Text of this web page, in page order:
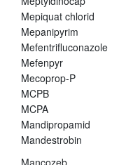
Mepiquat chlorid
Mepanipyrim
Mefentrifluconazole
Mefenpyr
Mecoprop-P
MCPB
MCPA
Mandipropamid
Mandestrobin